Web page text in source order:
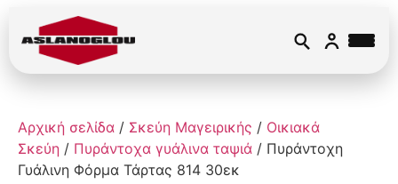
Αρχική σελίδα / Σκεύη Μαγειρικής / Οικιακά
Σκεύη / Πυράντοχα γυάλινα ταψιά / Πυράντοχη
Γυάλινη Φόρμα Τάρτας 814 30εκ